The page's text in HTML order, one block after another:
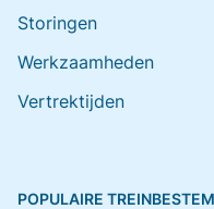
Storingen
Werkzaamheden
Vertrektijden
POPULAIRE